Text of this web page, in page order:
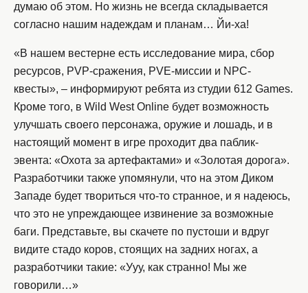
думаю об этом. Но жизнь не всегда складывается
согласно нашим надеждам и планам… Йи-ха!
«В нашем вестерне есть исследование мира, сбор
ресурсов, PVP-сражения, PVE-миссии и NPC-
квесты», – информируют ребята из студии 612 Games.
Кроме того, в Wild West Online будет возможность
улучшать своего персонажа, оружие и лошадь, и в
настоящий момент в игре проходит два паблик-
эвента: «Охота за артефактами» и «Золотая дорога».
Разработчики также упомянули, что на этом Диком
Западе будет твориться что-то странное, и я надеюсь,
что это не упреждающее извинение за возможные
баги. Представьте, вы скачете по пустоши и вдруг
видите стадо коров, стоящих на задних ногах, а
разработчики такие: «Ууу, как странно! Мы же
говорили…»